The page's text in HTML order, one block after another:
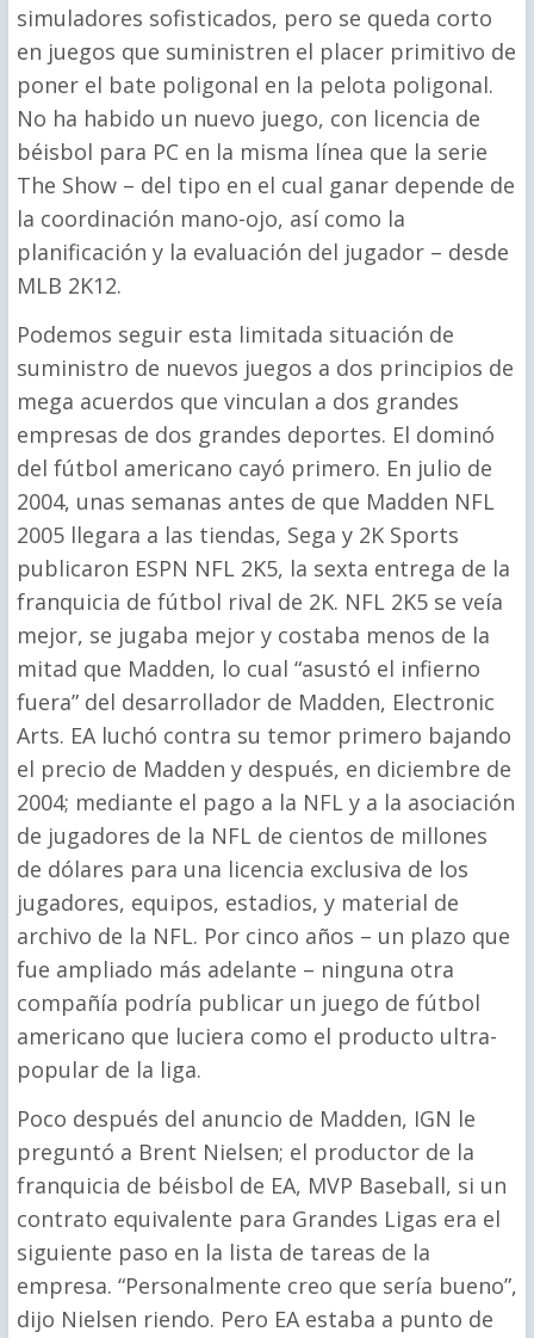
simuladores sofisticados, pero se queda corto
en juegos que suministren el placer primitivo de
poner el bate poligonal en la pelota poligonal.
No ha habido un nuevo juego, con licencia de
béisbol para PC en la misma línea que la serie
The Show – del tipo en el cual ganar depende de
la coordinación mano-ojo, así como la
planificación y la evaluación del jugador – desde
MLB 2K12.
Podemos seguir esta limitada situación de
suministro de nuevos juegos a dos principios de
mega acuerdos que vinculan a dos grandes
empresas de dos grandes deportes. El dominó
del fútbol americano cayó primero. En julio de
2004, unas semanas antes de que Madden NFL
2005 llegara a las tiendas, Sega y 2K Sports
publicaron ESPN NFL 2K5, la sexta entrega de la
franquicia de fútbol rival de 2K. NFL 2K5 se veía
mejor, se jugaba mejor y costaba menos de la
mitad que Madden, lo cual “asustó el infierno
fuera” del desarrollador de Madden, Electronic
Arts. EA luchó contra su temor primero bajando
el precio de Madden y después, en diciembre de
2004; mediante el pago a la NFL y a la asociación
de jugadores de la NFL de cientos de millones
de dólares para una licencia exclusiva de los
jugadores, equipos, estadios, y material de
archivo de la NFL. Por cinco años – un plazo que
fue ampliado más adelante – ninguna otra
compañía podría publicar un juego de fútbol
americano que luciera como el producto ultra-
popular de la liga.
Poco después del anuncio de Madden, IGN le
preguntó a Brent Nielsen; el productor de la
franquicia de béisbol de EA, MVP Baseball, si un
contrato equivalente para Grandes Ligas era el
siguiente paso en la lista de tareas de la
empresa. “Personalmente creo que sería bueno”,
dijo Nielsen riendo. Pero EA estaba a punto de